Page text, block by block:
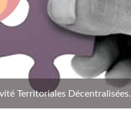
Territoriales Décentralisées.